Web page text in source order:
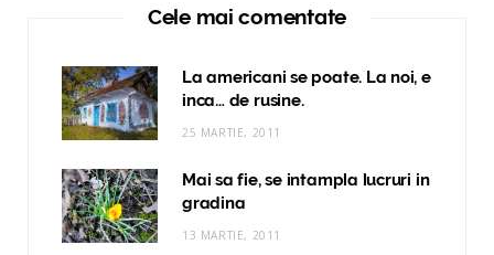
Cele mai comentate
La americani se poate. La noi, e
inca… de rusine.
25 MARTIE, 2011
Mai sa fie, se intampla lucruri in
gradina
13 MARTIE, 2011